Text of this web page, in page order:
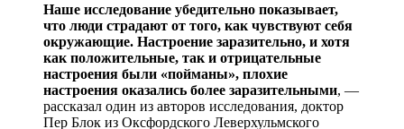
Наше исследование убедительно показывает,
что люди страдают от того, как чувствуют себя
окружающие. Настроение заразительно, и хотя
как положительные, так и отрицательные
настроения были «пойманы», плохие
настроения оказались более заразительными, —
рассказал один из авторов исследования, доктор
Пер Блок из Оксфордского Леверхульмского